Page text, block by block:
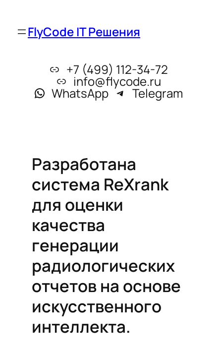
FlyCode IT Решения
+7 (499) 112-34-72
info@flycode.ru
WhatsApp Telegram
Разработана
система ReXrank
для оценки
качества
генерации
радиологических
отчетов на основе
искусственного
интеллекта.